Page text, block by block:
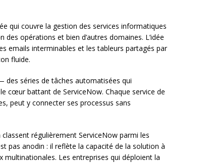
qui couvre la gestion des services informatiques
opérations et bien d’autres domaines. L’idée
emails interminables et les tableurs partagés par
fluide.
des séries de tâches automatisées qui
cœur battant de ServiceNow. Chaque service de
peut y connecter ses processus sans
classent régulièrement ServiceNow parmi les
pas anodin : il reflète la capacité de la solution à
multinationales. Les entreprises qui déploient la